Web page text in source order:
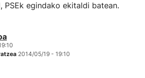
PSEk egindako ekitaldi batean.
2014/05/19 - 19:10